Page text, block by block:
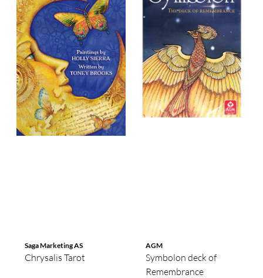
Saga Marketing AS
Chrysalis Tarot
AGM
Symbolon deck of
Remembrance